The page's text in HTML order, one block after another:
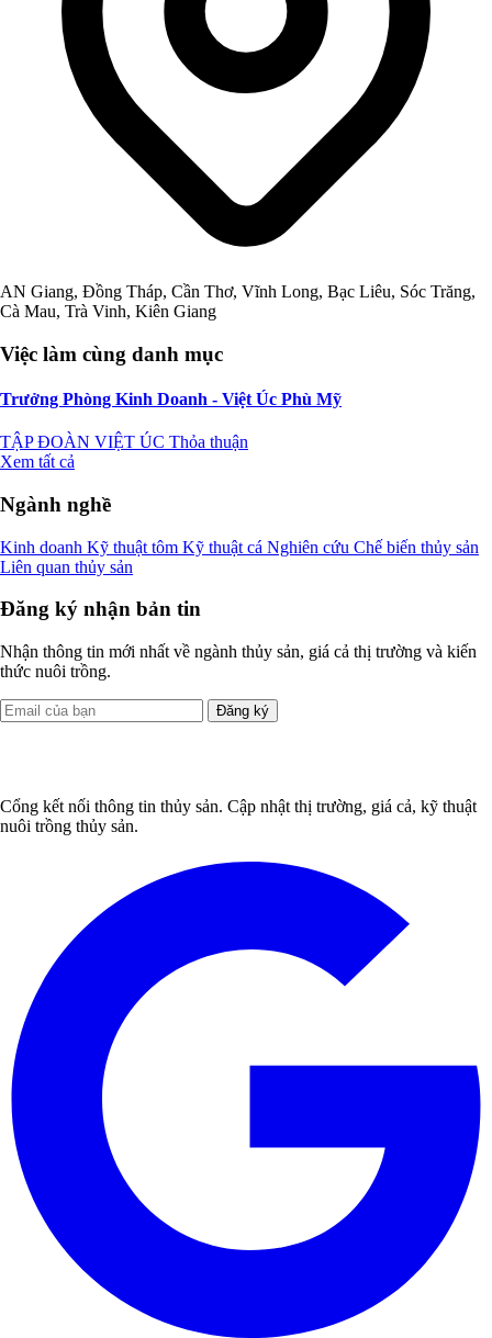
AN Giang, Đồng Tháp, Cần Thơ, Vĩnh Long, Bạc Liêu, Sóc Trăng,
Cà Mau, Trà Vinh, Kiên Giang
Việc làm cùng danh mục
Trưởng Phòng Kinh Doanh - Việt Úc Phù Mỹ
TẬP ĐOÀN VIỆT ÚC Thỏa thuận
Xem tất cả
Ngành nghề
Kinh doanh Kỹ thuật tôm Kỹ thuật cá Nghiên cứu Chế biến thủy sản
Liên quan thủy sản
Đăng ký nhận bản tin
Nhận thông tin mới nhất về ngành thủy sản, giá cả thị trường và kiến
thức nuôi trồng.
Đăng ký
Cổng kết nối thông tin thủy sản. Cập nhật thị trường, giá cả, kỹ thuật
nuôi trồng thủy sản.